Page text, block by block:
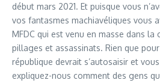
début mars 2021. Et puisque vous
vos fantasmes machiavéliques vous
MFDC qui est venu en masse dans
pillages et assassinats. Rien que
république devrait s’autosaisir et
expliquez-nous comment des gens